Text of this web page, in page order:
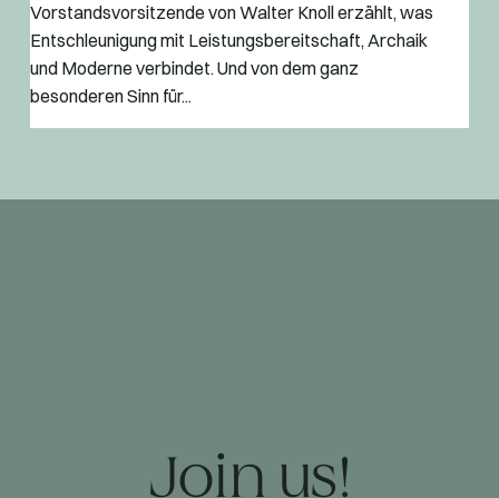
Vorstandsvorsitzende von Walter Knoll erzählt, was
Entschleunigung mit Leistungsbereitschaft, Archaik
und Moderne verbindet. Und von dem ganz
besonderen Sinn für...
Join us!